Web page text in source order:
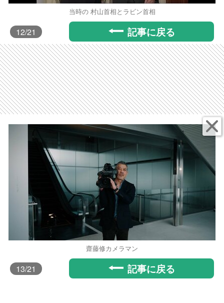
当時の 村山首相とラビン首相
12/21 記事に戻る
齋藤修カメラマン
13/21 記事に戻る